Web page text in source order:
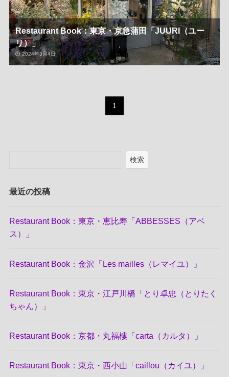
Restaurant Book：東京・京急蒲田「JUURI（ユー
リ）」
2024年3月4日
1
検索
最近の投稿
Restaurant Book：東京・恵比寿「ABBESSES（アベ
ス）」
Restaurant Book：金沢「Les mailles（レマイユ）」
Restaurant Book：東京・江戸川橋「とり卓忠（とりたく
ちゃん）」
Restaurant Book：京都・丸福樓「carta（カルタ）」
Restaurant Book：東京・西小山「caillou（カイユ）」